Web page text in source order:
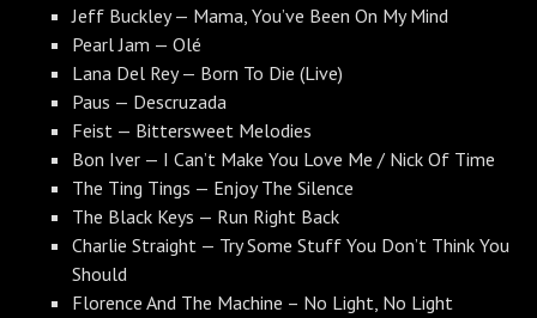
Jeff Buckley — Mama, You’ve Been On My Mind
Pearl Jam — Olé
Lana Del Rey — Born To Die (Live)
Paus — Descruzada
Feist — Bittersweet Melodies
Bon Iver — I Can’t Make You Love Me / Nick Of Time
The Ting Tings — Enjoy The Silence
The Black Keys — Run Right Back
Charlie Straight — Try Some Stuff You Don’t Think You
Should
Florence And The Machine – No Light, No Light